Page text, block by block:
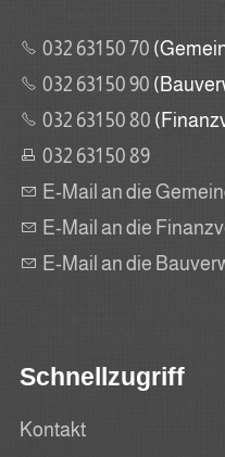
032 631 50 70
032 631 50 90
032 631 50 80
032 631 50 89
E-Mail an die
E-Mail an die
E-Mail an die
Schnellzugriff
Kontakt